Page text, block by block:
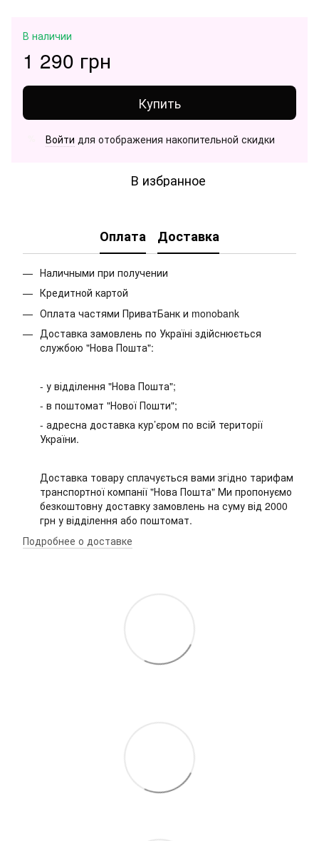
В наличии
1 290 грн
Купить
Войти для отображения накопительной скидки
В избранное
Оплата Доставка
Наличными при получении
Кредитной картой
Оплата частями ПриватБанк и monobank
Доставка замовлень по Україні здійснюється
службою "Нова Пошта":
- у відділення "Нова Пошта";
- в поштомат "Нової Пошти";
- адресна доставка кур’єром по всій території
України.
Доставка товару сплачується вами згідно тарифам
транспортної компанії "Нова Пошта" Ми пропонуємо
безкоштовну доставку замовлень на суму від 2000
грн у відділення або поштомат.
Подробнее о доставке